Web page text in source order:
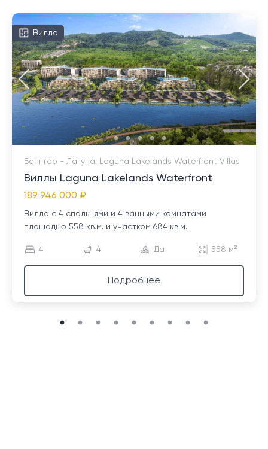
Вилла
Бангтао - Лагуна, Laguna Lakelands Waterfront Villas
Виллы Laguna Lakelands Waterfront
189 946 000 ₽
Вилла с 4 спальнями и 4 ванными комнатами
площадью 558 кв.м. и участком 684 кв.м...
4 4 Да 558 м²
Подробнее